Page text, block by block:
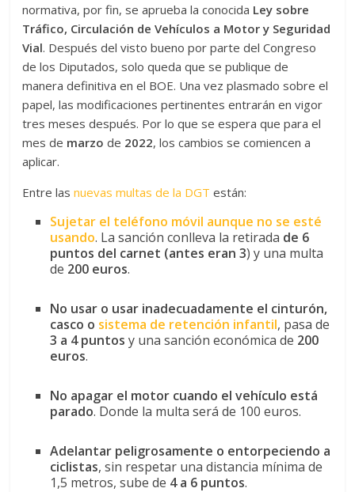
normativa, por fin, se aprueba la conocida Ley sobre
Tráfico, Circulación de Vehículos a Motor y Seguridad
Vial. Después del visto bueno por parte del Congreso
de los Diputados, solo queda que se publique de
manera definitiva en el BOE. Una vez plasmado sobre el
papel, las modificaciones pertinentes entrarán en vigor
tres meses después. Por lo que se espera que para el
mes de marzode 2022, los cambios se comiencen a
aplicar.
Entre lasnuevas multas de la DGT están:
Sujetar el teléfono móvil aunque no se esté
usando. La sanción conlleva la retirada de 6
puntos del carnet (antes eran 3) y una multa
de 200 euros.
No usar o usar inadecuadamente el cinturón,
casco o sistema de retención infantil, pasa de
3 a 4 puntos y una sanción económica de 200
euros.
No apagar el motor cuando el vehículo está
parado. Donde la multa será de 100 euros.
Adelantar peligrosamente o entorpeciendo a
ciclistas, sin respetar una distancia mínima de
1,5 metros, sube de 4 a 6 puntos.